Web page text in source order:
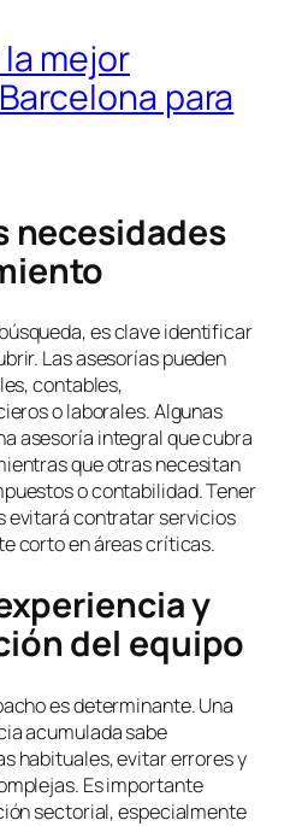
mejor
para
necesidades
es clave identificar
Las asesorías pueden
contables,
o laborales. Algunas
asesoría integral que cubra
que otras necesitan
o contabilidad. Tener
evitará contratar servicios
corto en áreas críticas.
y
del equipo
es determinante. Una
acumulada sabe
habituales, evitar errores y
Es importante
sectorial, especialmente